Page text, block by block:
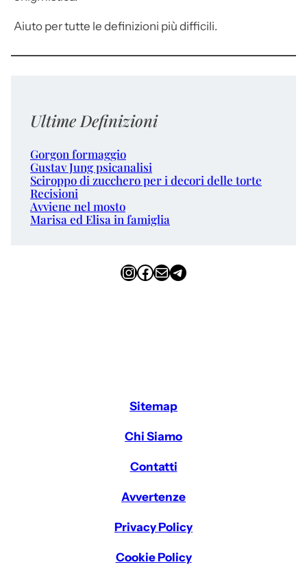
Aiuto per tutte le definizioni più difficili.
Ultime Definizioni
Gorgon formaggio
Gustav Jung psicanalisi
Sciroppo di zucchero per i decori delle torte
Recisioni
Avviene nel mosto
Marisa ed Elisa in famiglia
InstagramFacebook Email Telegram
Sitemap
Chi Siamo
Contatti
Avvertenze
Privacy Policy
Cookie Policy